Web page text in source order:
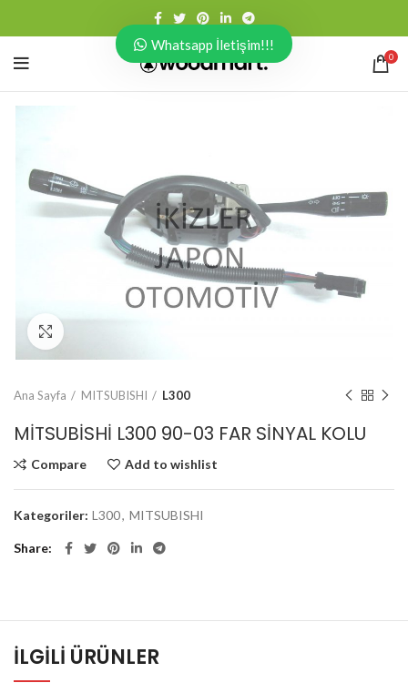
0
Ana Sayfa MITSUBISHI L300
MİTSUBİSHİ L300 90-03 FAR SİNYAL KOLU
Compare Add to wishlist
Kategoriler: L300, MITSUBISHI
Share
İLGILI ÜRÜNLER
Whatsapp İletişim!!!